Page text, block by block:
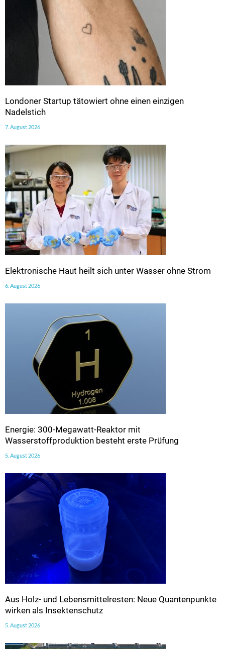
Londoner Startup tätowiert ohne einen einzigen
Nadelstich
7. August 2026
Elektronische Haut heilt sich unter Wasser ohne Strom
6. August 2026
Energie: 300-Megawatt-Reaktor mit
Wasserstoffproduktion besteht erste Prüfung
5. August 2026
Aus Holz- und Lebensmittelresten: Neue Quantenpunkte
wirken als Insektenschutz
5. August 2026